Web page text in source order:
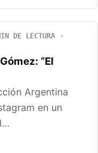
DE LECTURA
“El
Argentina
en un